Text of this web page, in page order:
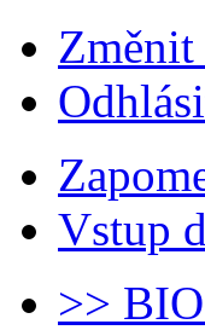
Změnit
Vstup
>>